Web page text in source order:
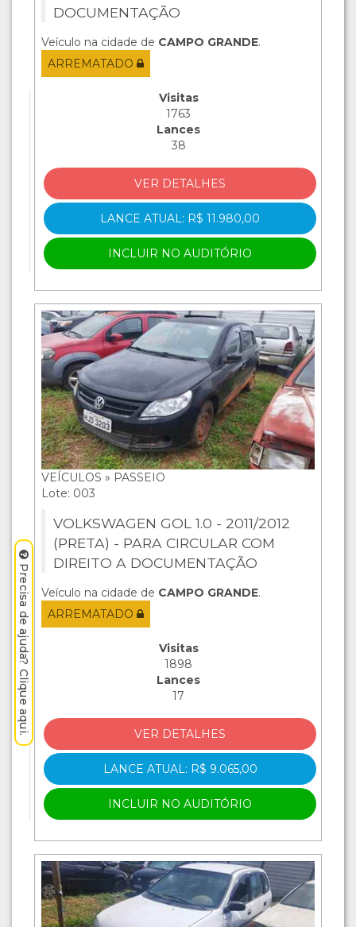
DOCUMENTAÇÃO
Veículo na cidade de CAMPO GRANDE.
ARREMATADO
Visitas
1763
Lances
38
VER DETALHES
LANCE ATUAL: R$ 11.980,00
INCLUIR NO AUDITÓRIO
VEÍCULOS » PASSEIO
Lote: 003
VOLKSWAGEN GOL 1.0 - 2011/2012
(PRETA) - PARA CIRCULAR COM
DIREITO A DOCUMENTAÇÃO
Veículo na cidade de CAMPO GRANDE.
ARREMATADO
Visitas
1898
Lances
17
VER DETALHES
LANCE ATUAL: R$ 9.065,00
INCLUIR NO AUDITÓRIO
Precisa de ajuda? Clique aqui.